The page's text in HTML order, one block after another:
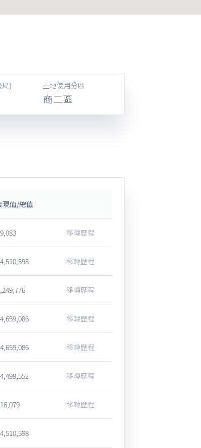
) 土地使用分區
商二區
現值/總值
移轉歷程
移轉歷程
移轉歷程
移轉歷程
移轉歷程
移轉歷程
移轉歷程